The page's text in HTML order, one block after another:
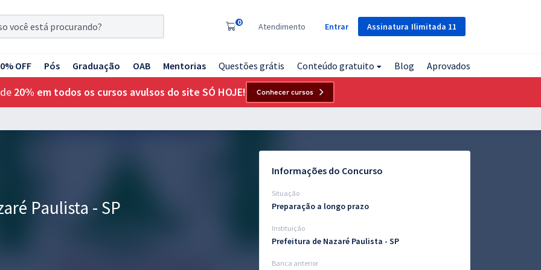
Assinatura Ilimitada 11
0 Atendimento Entrar
OFF Pós Graduação OAB Mentorias Questões grátis Conteúdo gratuito Blog Aprovados
20% em todos os cursos avulsos do site SÓ HOJE! Conhecer cursos
Paulista - SP
Informações do Concurso
Situação
Preparação a longo prazo
Instituição
Prefeitura de Nazaré Paulista - SP
Banca anterior